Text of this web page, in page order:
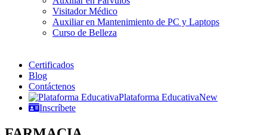
Visitador Médico
Auxiliar en Mantenimiento de PC y Laptops
Curso de Belleza
Certificados
Blog
Contáctenos
Plataforma EducativaNew
Inscríbete